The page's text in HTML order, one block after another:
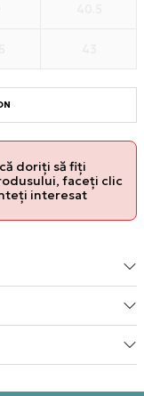
doriți să fiți
faceți clic
interesat